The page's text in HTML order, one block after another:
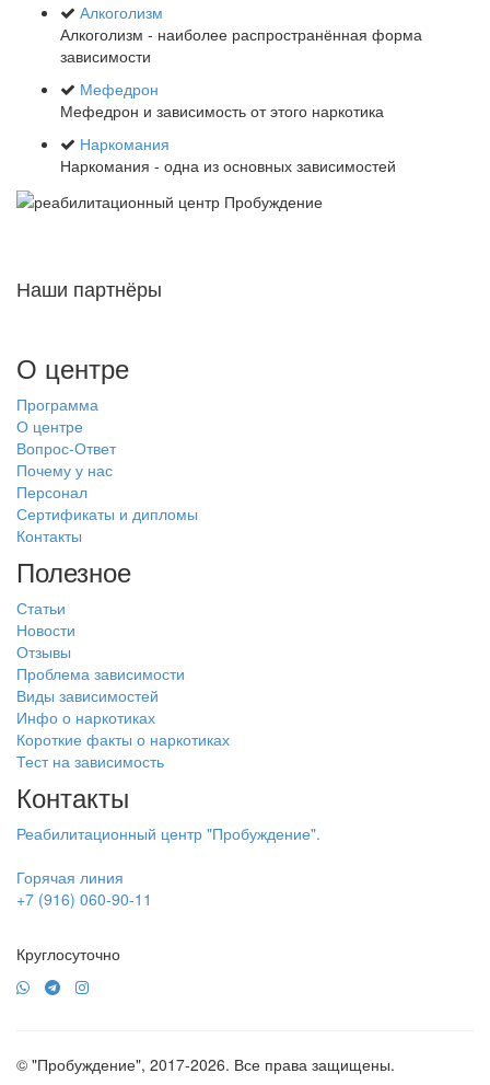
Алкоголизм
Алкоголизм - наиболее распространённая форма
зависимости
Мефедрон
Мефедрон и зависимость от этого наркотика
Наркомания
Наркомания - одна из основных зависимостей
Наши партнёры
О центре
Программа
О центре
Вопрос-Ответ
Почему у нас
Персонал
Сертификаты и дипломы
Контакты
Полезное
Статьи
Новости
Отзывы
Проблема зависимости
Виды зависимостей
Инфо о наркотиках
Короткие факты о наркотиках
Тест на зависимость
Контакты
Реабилитационный центр "Пробуждение".
Горячая линия
+7 (916) 060-90-11
Круглосуточно
© "Пробуждение", 2017-2026. Все права защищены.